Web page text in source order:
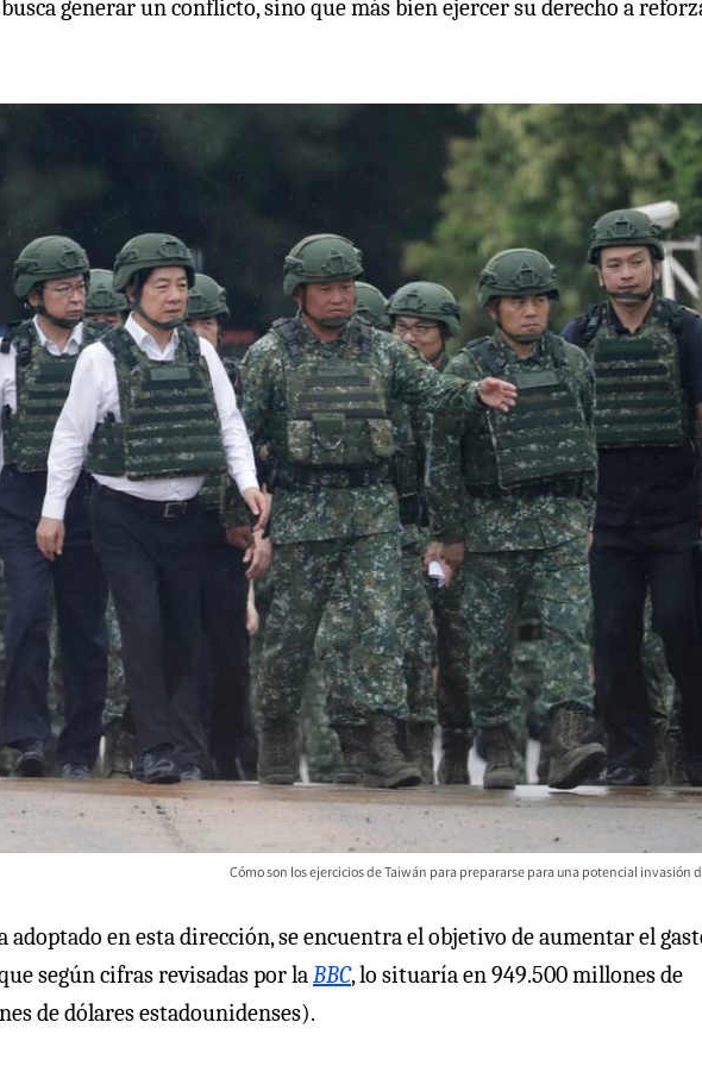
generar un conflicto, sino que más bien ejercer su derecho a
Cómo son los ejercicios de Taiwán para prepararse para una potencial invasión
en esta dirección, se encuentra el objetivo de aumentar el
según cifras revisadas por laBBC, lo situaría en 949.500 millones de
de dólares estadounidenses).